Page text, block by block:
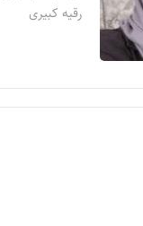
رقیه کبیری